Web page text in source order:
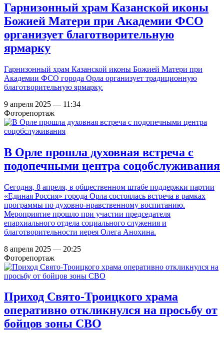
Гарнизонный храм Казанской иконы
Божией Матери при Академии ФСО
организует благотворительную
ярмарку
Гарнизонный храм Казанской иконы Божией Матери при
Академии ФСО города Орла организует традиционную
благотворительную ярмарку.
9 апреля 2025 — 11:34
Фоторепортаж
В Орле прошла духовная встреча с
подопечными центра соцобслуживания
Сегодня, 8 апреля, в общественном штабе поддержки партии
«Единая Россия» города Орла состоялась встреча в рамках
программы по духовно-нравственному воспитанию.
Мероприятие прошло при участии председателя
епархиального отдела социального служения и
благотворительности иерея Олега Анохина.
8 апреля 2025 — 20:25
Фоторепортаж
Приход Свято-Троицкого храма
оперативно откликнулся на просьбу от
бойцов зоны СВО